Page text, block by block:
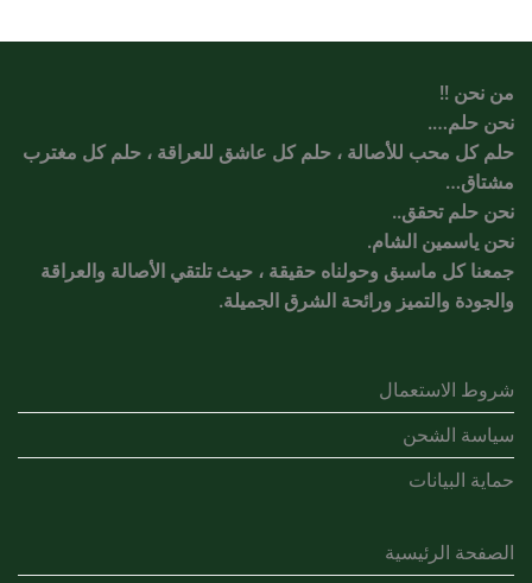
من نحن !!
نحن حلم….
حلم كل محب للأصالة ، حلم كل عاشق للعراقة ، حلم كل مغترب
مشتاق…
نحن حلم تحقق..
نحن ياسمين الشام.
جمعنا كل ماسبق وحولناه حقيقة ، حيث تلتقي الأصالة والعراقة
والجودة والتميز ورائحة الشرق الجميلة.
شروط الاستعمال
سياسة الشحن
حماية البيانات
الصفحة الرئيسية